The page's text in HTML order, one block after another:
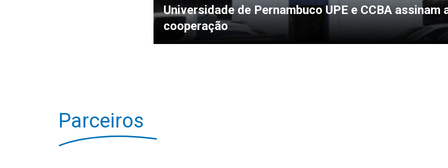
Universidade de Pernambuco UPE e CCBA assinam
cooperação
Parceiros